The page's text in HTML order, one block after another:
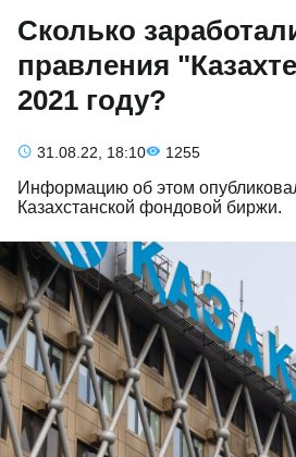
Сколько
правления
2021 году?
31.08.22, 18:10 1255
Информацию об этом
Казахстанской фондовой биржи.